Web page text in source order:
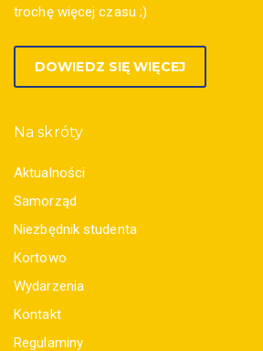
trochę więcej czasu ;)
DOWIEDZ SIĘ WIĘCEJ
Na skróty
Aktualności
Samorząd
Niezbędnik studenta
Kortowo
Wydarzenia
Kontakt
Regulaminy